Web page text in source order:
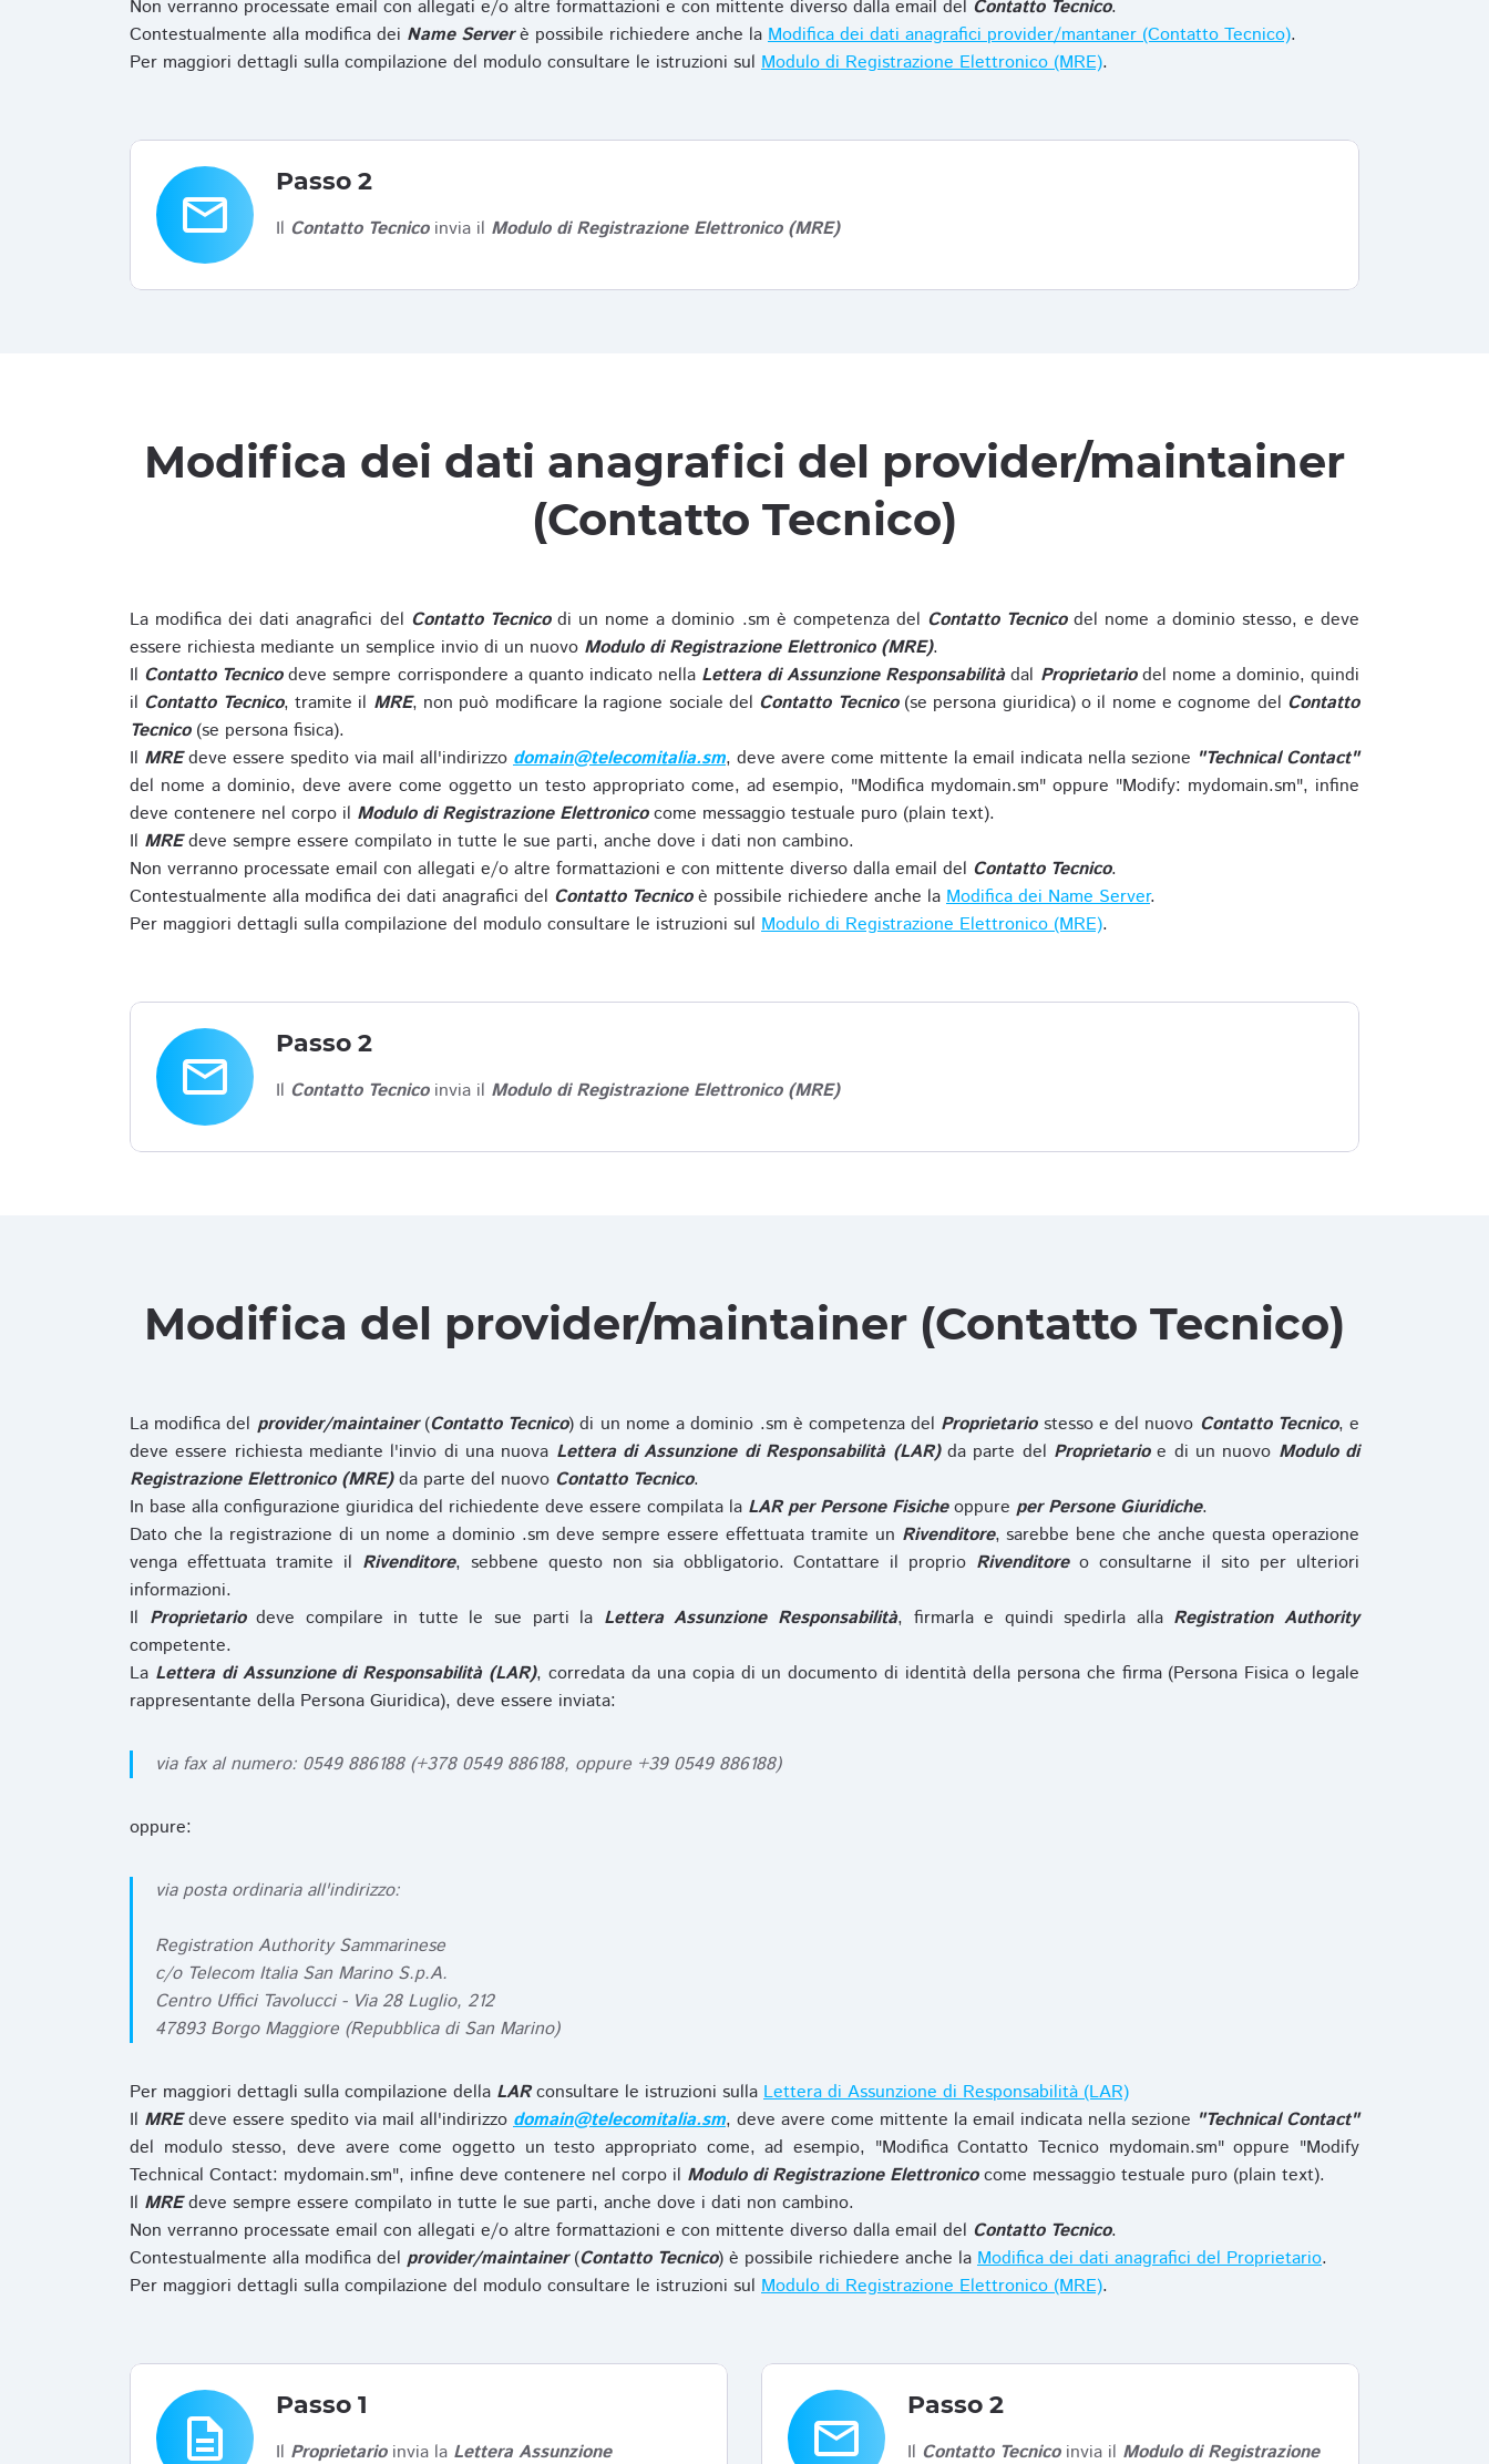
Non verranno processate email con allegati e/o altre formattazioni e con mittente diverso dalla email del Contatto Tecnico.
Contestualmente alla modifica dei Name Serverè possibile richiedere anche la Modifica dei dati anagrafici provider/mantaner (Contatto Tecnico).
Per maggiori dettagli sulla compilazione del modulo consultare le istruzioni sul Modulo di Registrazione Elettronico (MRE).
email
Passo 2
Il Contatto Tecnicoinvia il Modulo di Registrazione Elettronico (MRE)
Modifica dei dati anagrafici del provider/maintainer
(Contatto Tecnico)
La modifica dei dati anagrafici del Contatto Tecnicodi un nome a dominio .sm è competenza del Contatto Tecnicodel nome a dominio stesso, e deve
essere richiesta mediante un semplice invio di un nuovo Modulo di Registrazione Elettronico (MRE).
Il Contatto Tecnicodeve sempre corrispondere a quanto indicato nella Lettera di Assunzione Responsabilitàdal Proprietariodel nome a dominio, quindi
il Contatto Tecnico, tramite il MRE, non può modificare la ragione sociale del Contatto Tecnico(se persona giuridica) o il nome e cognome del Contatto
Tecnico(se persona fisica).
Il MREdeve essere spedito via mail all'indirizzo domain@telecomitalia.sm, deve avere come mittente la email indicata nella sezione "Technical Contact"
del nome a dominio, deve avere come oggetto un testo appropriato come, ad esempio, "Modifica mydomain.sm" oppure "Modify: mydomain.sm", infine
deve contenere nel corpo il Modulo di Registrazione Elettronicocome messaggio testuale puro (plain text).
Il MREdeve sempre essere compilato in tutte le sue parti, anche dove i dati non cambino.
Non verranno processate email con allegati e/o altre formattazioni e con mittente diverso dalla email del Contatto Tecnico.
Contestualmente alla modifica dei dati anagrafici del Contatto Tecnicoè possibile richiedere anche la Modifica dei Name Server.
Per maggiori dettagli sulla compilazione del modulo consultare le istruzioni sul Modulo di Registrazione Elettronico (MRE).
email
Passo 2
Il Contatto Tecnicoinvia il Modulo di Registrazione Elettronico (MRE)
Modifica del provider/maintainer (Contatto Tecnico)
La modifica del provider/maintainer(Contatto Tecnico) di un nome a dominio .sm è competenza del Proprietariostesso e del nuovo Contatto Tecnico, e
deve essere richiesta mediante l'invio di una nuova Lettera di Assunzione di Responsabilità (LAR)da parte del Proprietarioe di un nuovo Modulo di
Registrazione Elettronico (MRE)da parte del nuovo Contatto Tecnico.
In base alla configurazione giuridica del richiedente deve essere compilata la LAR per Persone Fisicheoppure per Persone Giuridiche.
Dato che la registrazione di un nome a dominio .sm deve sempre essere effettuata tramite un Rivenditore, sarebbe bene che anche questa operazione
venga effettuata tramite il Rivenditore, sebbene questo non sia obbligatorio. Contattare il proprio Rivenditoreo consultarne il sito per ulteriori
informazioni.
Il Proprietariodeve compilare in tutte le sue parti la Lettera Assunzione Responsabilità, firmarla e quindi spedirla alla Registration Authority
competente.
La Lettera di Assunzione di Responsabilità (LAR), corredata da una copia di un documento di identità della persona che firma (Persona Fisica o legale
rappresentante della Persona Giuridica), deve essere inviata:
via fax al numero: 0549 886188 (+378 0549 886188, oppure +39 0549 886188)
oppure:
via posta ordinaria all'indirizzo:
Registration Authority Sammarinese
c/o Telecom Italia San Marino S.p.A.
Centro Uffici Tavolucci - Via 28 Luglio, 212
47893 Borgo Maggiore (Repubblica di San Marino)
Per maggiori dettagli sulla compilazione della LARconsultare le istruzioni sulla Lettera di Assunzione di Responsabilità (LAR)
Il MREdeve essere spedito via mail all'indirizzo domain@telecomitalia.sm, deve avere come mittente la email indicata nella sezione "Technical Contact"
del modulo stesso, deve avere come oggetto un testo appropriato come, ad esempio, "Modifica Contatto Tecnico mydomain.sm" oppure "Modify
Technical Contact: mydomain.sm", infine deve contenere nel corpo il Modulo di Registrazione Elettronicocome messaggio testuale puro (plain text).
Il MREdeve sempre essere compilato in tutte le sue parti, anche dove i dati non cambino.
Non verranno processate email con allegati e/o altre formattazioni e con mittente diverso dalla email del Contatto Tecnico.
Contestualmente alla modifica del provider/maintainer(Contatto Tecnico) è possibile richiedere anche la Modifica dei dati anagrafici del Proprietario.
Per maggiori dettagli sulla compilazione del modulo consultare le istruzioni sul Modulo di Registrazione Elettronico (MRE).
description
Passo 1
Il Proprietarioinvia la Lettera Assunzione email
Passo 2
Il Contatto Tecnicoinvia il Modulo di Registrazione